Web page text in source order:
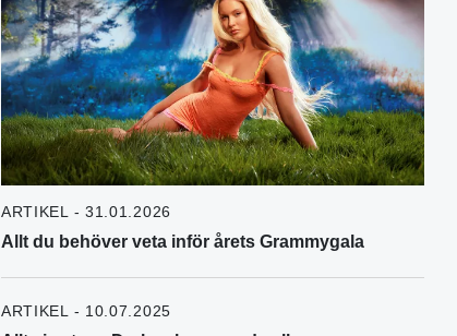
ARTIKEL - 31.01.2026
Allt du behöver veta inför årets Grammygala
ARTIKEL - 10.07.2025